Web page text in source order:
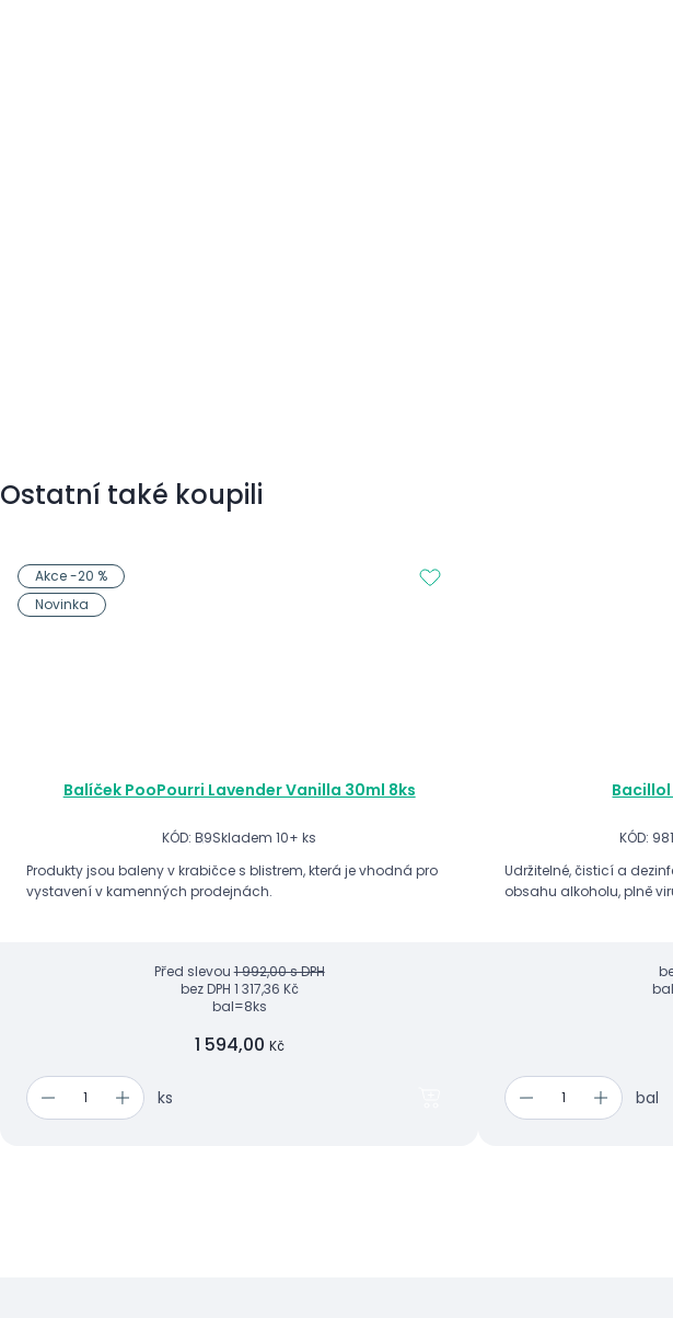
Ostatní také koupili
Balíček PooPourri Lavender Vanilla 30ml 8ks
KÓD: B9Skladem 10+ ks
Produkty jsou baleny v krabičce s blistrem, která je vhodná pro
vystavení v kamenných prodejnách.
Před slevou1 992,00 s DPH
bez DPH 1 317,36 Kč
bal=8ks
1 594,00 Kč
ks
Akce -20 %
Novinka
Bacillol
KÓD:
Udržitelné, čisticí a
obsahu alkoholu, plně
bal